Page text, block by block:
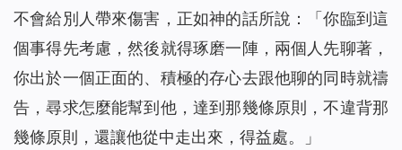
不會給別人帶來傷害，正如神的話所說：「你臨到這
個事得先考慮，然後就得琢磨一陣，兩個人先聊著，
你出於一個正面的、積極的存心去跟他聊的同時就禱
告，尋求怎麼能幫到他，達到那幾條原則，不違背那
幾條原則，還讓他從中走出來，得益處。
」